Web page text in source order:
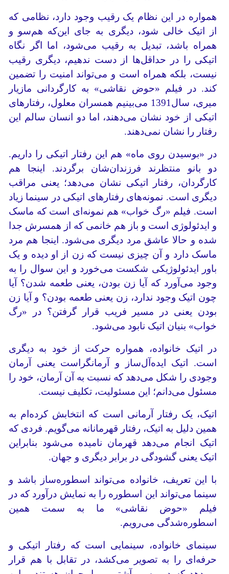
همواره در این نظام یک رقیب وجود دارد، نظامی که
از اتیک خالی شود، دیگری به جای این‌که هم‌سو و
همراه باشد، تبدیل به رقیب می‌شود، اما اگر نگاه
اتیکی را در حداقل‌ها از دست ندهیم، دیگری رقیب
نیست، بلکه همراه است و می‌تواند امنیت را تضمین
کند. در فیلم «حوض نقاشی» به کارگردانی مازیار
میری، سال1391 می‌بینیم همسران معلول، رفتارهای
اتیکی از خود نشان می‌دهند، اما دو انسان سالم این
رفتار را نشان نمی‌دهند.
در «بوسیدن روی ماه» هم این رفتار اتیکی را داریم.
دو بانو منتظرند فرزندان‌شان برگردند. اینجا هم
کارگردان، رفتار اتیکی نشان می‌دهد؛ یعنی مراقب
دیگری است. نمونه‌های رفتارهای اتیکی در سینما زیاد
است. فیلم «رگ خواب» هم نمونه‌ای است که ماسک
و ایدئولوژی است و باز هم خانمی که از همسرش جدا
شده و حالا عاشق مرد دیگری می‌شود. اینجا هم مرد
ماسک دارد و آن چیزی نیست که زن از او دیده و یک
باور ایدئولوژیکی شکست می‌خورد و این سوال را به
وجود می‌آورد که آیا زن بودن، یعنی طعمه شدن؟ آیا
چون اتیک وجود ندارد، زن یعنی طعمه بودن؟ و آیا زن
بودن یعنی در مسیر فریب قرار گرفتن؟ در «رگ
خواب» بنیان اتیک نابود می‌شود.
در اتیک خانواده، همواره حرکت از خود به دیگری
است. اتیک ایده‌آل‌ساز و آرمانگراست یعنی آرمان
وجودی را شکل می‌دهد که نسبت به آن آرمان، خود را
مسئول می‌دانم؛ این مسئولیت، تکلیف نیست.
اتیک، یک رفتار آرمانی است که انتخابش کرده‌ام به
همین دلیل به اتیک، رفتار قهرمانانه می‌گویم. فردی که
اتیک انجام می‌دهد قهرمان نامیده می‌شود بنابراین
اتیک یعنی گشودگی در برابر دیگری و جهان.
با این تعریف، خانواده می‌تواند اسطوره‌ساز باشد و
سینما می‌تواند این اسطوره را به نمایش درآورد که در
فیلم «حوض نقاشی» ما به سمت همین
اسطوره‌شدگی می‌رویم.
سینمای خانواده، سینمایی است که رفتار اتیکی و
حرفه‌ای را به تصویر می‌کشد، در تقابل با هم قرار